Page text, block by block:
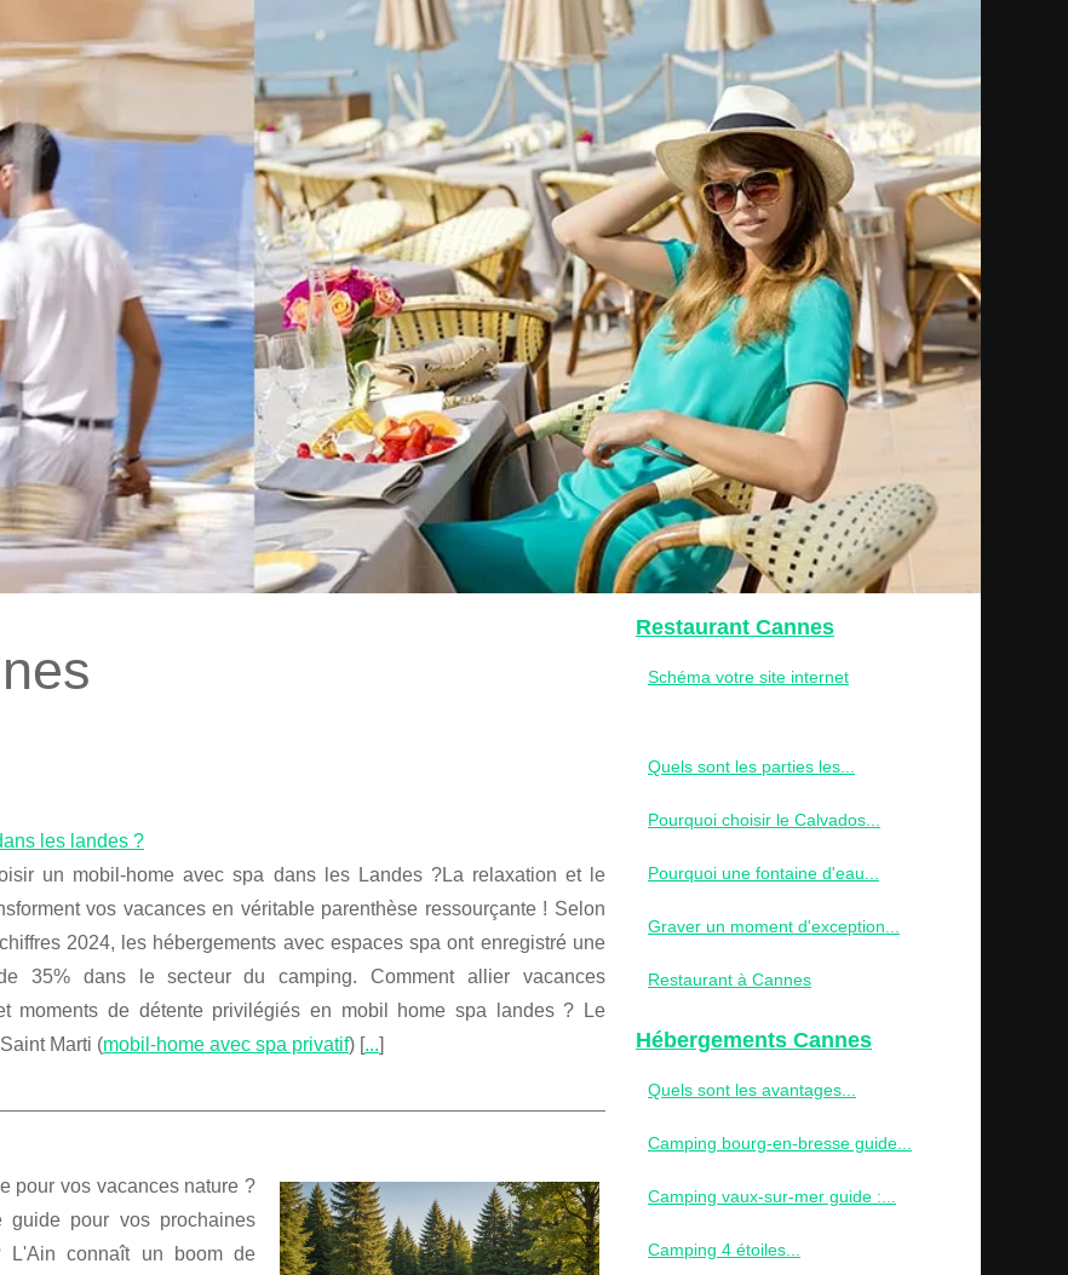
les landes ?
un mobil-home avec spa dans les Landes ?La relaxation et le
vos vacances en véritable parenthèse ressourçante ! Selon
2024, les hébergements avec espaces spa ont enregistré une
35% dans le secteur du camping. Comment allier vacances
moments de détente privilégiés en mobil home spa landes ? Le
Marti (mobil-home avec spa privatif) [...]
pour vos vacances nature ?
guide pour vos prochaines
connaît un boom de
Restaurant Cannes
Schéma votre site internet
Quels sont les parties les...
Pourquoi choisir le Calvados...
Pourquoi une fontaine d'eau...
Graver un moment d'exception...
Restaurant à Cannes
Hébergements Cannes
Quels sont les avantages...
Camping bourg-en-bresse guide...
Camping vaux-sur-mer guide :...
Camping 4 étoiles...